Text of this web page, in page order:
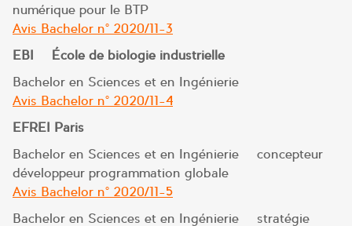
numérique pour le BTP
Avis Bachelor n° 2020/11-3
EBI – École de biologie industrielle
Bachelor en Sciences et en Ingénierie
Avis Bachelor n° 2020/11-4
EFREI Paris
Bachelor en Sciences et en Ingénierie – concepteur
développeur programmation globale
Avis Bachelor n° 2020/11-5
Bachelor en Sciences et en Ingénierie – stratégie